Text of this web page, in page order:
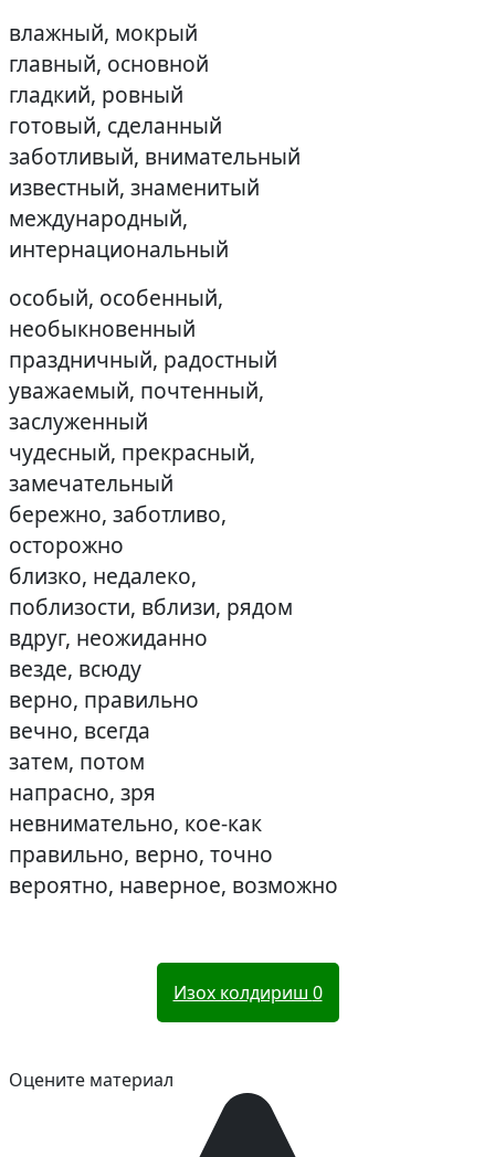
влажный, мокрый
главный, основной
гладкий, ровный
готовый, сделанный
заботливый, внимательный
известный, знаменитый
международный,
интернациональный
особый, особенный,
необыкновенный
праздничный, радостный
уважаемый, почтенный,
заслуженный
чудесный, прекрасный,
замечательный
бережно, заботливо,
осторожно
близко, недалеко,
поблизости, вблизи, рядом
вдруг, неожиданно
везде, всюду
верно, правильно
вечно, всегда
затем, потом
напрасно, зря
невнимательно, кое-как
правильно, верно, точно
вероятно, наверное, возможно
Изох колдириш 0
Оцените материал